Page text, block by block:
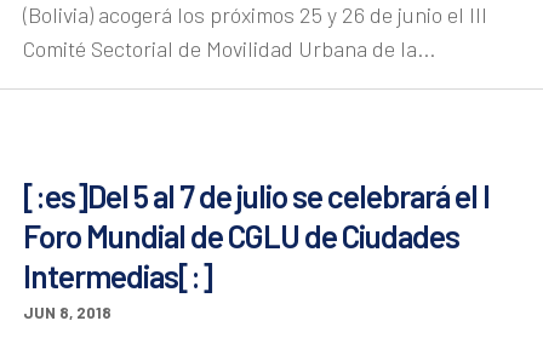
(Bolivia) acogerá los próximos 25 y 26 de junio el III
Comité Sectorial de Movilidad Urbana de la...
[:es]Del 5 al 7 de julio se celebrará el I
Foro Mundial de CGLU de Ciudades
Intermedias[:]
JUN 8, 2018